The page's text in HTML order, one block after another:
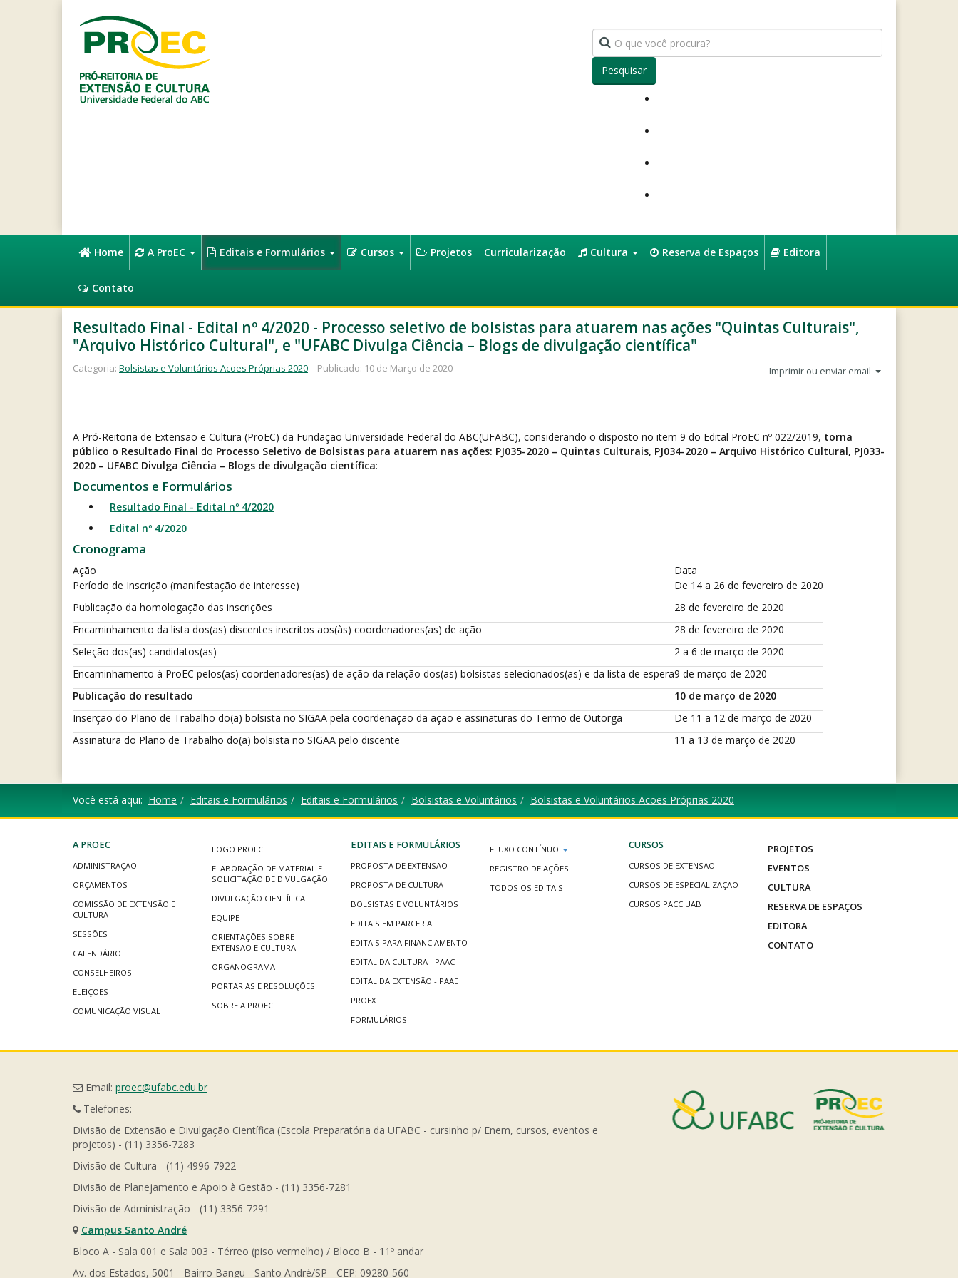
Pesquisar
Home A ProEC Editais e Formulários Cursos Projetos Curricularização Cultura Reserva de Espaços Editora
Contato
Resultado Final - Edital nº 4/2020 - Processo seletivo de bolsistas para atuarem nas ações "Quintas Culturais",
"Arquivo Histórico Cultural", e "UFABC Divulga Ciência – Blogs de divulgação científica"
Imprimir ou enviar email
Categoria: Bolsistas e Voluntários Acoes Próprias 2020 Publicado: 10 de Março de 2020
A Pró-Reitoria de Extensão e Cultura (ProEC) da Fundação Universidade Federal do ABC(UFABC), considerando o disposto no item 9 do Edital ProEC nº 022/2019, torna
público o Resultado Final do Processo Seletivo de Bolsistas para atuarem nas ações: PJ035-2020 – Quintas Culturais, PJ034-2020 – Arquivo Histórico Cultural, PJ033-
2020 – UFABC Divulga Ciência – Blogs de divulgação científica:
Documentos e Formulários
Resultado Final - Edital nº 4/2020
Edital nº 4/2020
Cronograma
Ação
Data
Período de Inscrição (manifestação de interesse)
De 14 a 26 de fevereiro de 2020
Publicação da homologação das inscrições
28 de fevereiro de 2020
Encaminhamento da lista dos(as) discentes inscritos aos(às) coordenadores(as) de ação
28 de fevereiro de 2020
Seleção dos(as) candidatos(as)
2 a 6 de março de 2020
Encaminhamento à ProEC pelos(as) coordenadores(as) de ação da relação dos(as) bolsistas selecionados(as) e da lista de espera9 de março de 2020
Publicação do resultado
10 de março de 2020
Inserção do Plano de Trabalho do(a) bolsista no SIGAA pela coordenação da ação e assinaturas do Termo de Outorga
De 11 a 12 de março de 2020
Assinatura do Plano de Trabalho do(a) bolsista no SIGAA pelo discente
11 a 13 de março de 2020
Você está aqui: Home Editais e Formulários Editais e Formulários Bolsistas e Voluntários Bolsistas e Voluntários Acoes Próprias 2020
A PROEC
ADMINISTRAÇÃO
ORÇAMENTOS
COMISSÃO DE EXTENSÃO E
CULTURA
SESSÕES
CALENDÁRIO
CONSELHEIROS
ELEIÇÕES
COMUNICAÇÃO VISUAL
LOGO PROEC
ELABORAÇÃO DE MATERIAL E
SOLICITAÇÃO DE DIVULGAÇÃO
DIVULGAÇÃO CIENTÍFICA
EQUIPE
ORIENTAÇÕES SOBRE
EXTENSÃO E CULTURA
ORGANOGRAMA
PORTARIAS E RESOLUÇÕES
SOBRE A PROEC
EDITAIS E FORMULÁRIOS
PROPOSTA DE EXTENSÃO
PROPOSTA DE CULTURA
BOLSISTAS E VOLUNTÁRIOS
EDITAIS EM PARCERIA
EDITAIS PARA FINANCIAMENTO
EDITAL DA CULTURA - PAAC
EDITAL DA EXTENSÃO - PAAE
PROEXT
FORMULÁRIOS
FLUXO CONTÍNUO
REGISTRO DE AÇÕES
TODOS OS EDITAIS
CURSOS
CURSOS DE EXTENSÃO
CURSOS DE ESPECIALIZAÇÃO
CURSOS PACC UAB
PROJETOS
EVENTOS
CULTURA
RESERVA DE ESPAÇOS
EDITORA
CONTATO
Email: proec@ufabc.edu.br
Telefones:
Divisão de Extensão e Divulgação Científica (Escola Preparatória da UFABC - cursinho p/ Enem, cursos, eventos e
projetos) - (11) 3356-7283
Divisão de Cultura - (11) 4996-7922
Divisão de Planejamento e Apoio à Gestão - (11) 3356-7281
Divisão de Administração - (11) 3356-7291
Campus Santo André
Bloco A - Sala 001 e Sala 003 - Térreo (piso vermelho) / Bloco B - 11º andar
Av. dos Estados, 5001 - Bairro Bangu - Santo André/SP - CEP: 09280-560